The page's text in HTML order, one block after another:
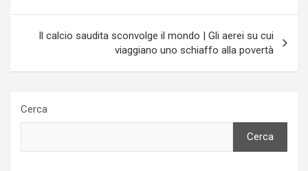
Il calcio saudita sconvolge il mondo | Gli aerei su cui
viaggiano uno schiaffo alla povertà
Cerca
Cerca